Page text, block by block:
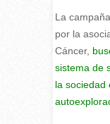
La
por la
Cáncer,
sistema de
la sociedad